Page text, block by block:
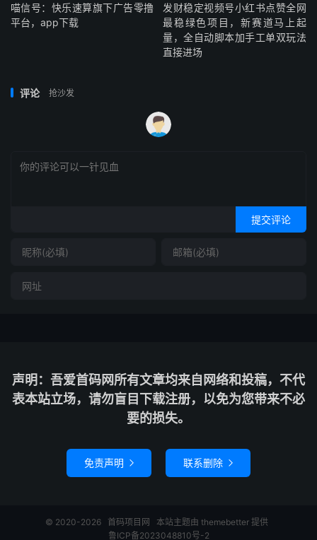
喵信号：快乐速算旗下广告零撸
平台，app下载
发财稳定视频号小红书点赞全网
最稳绿色项目，新赛道马上起
量，全自动脚本加手工单双玩法
直接进场
评论 抢沙发
提交评论
声明：吾爱首码网所有文章均来自网络和投稿，不代
表本站立场，请勿盲目下载注册，以免为您带来不必
要的损失。
免责声明  联系删除 
© 2020-2026 首码项目网 本站主题由 themebetter提供
鲁ICP备2023048810号-2